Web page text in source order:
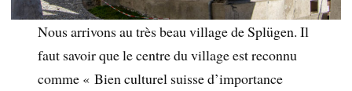
Nous arrivons au très beau village de Splügen. Il
faut savoir que le centre du village est reconnu
comme « Bien culturel suisse d’importance